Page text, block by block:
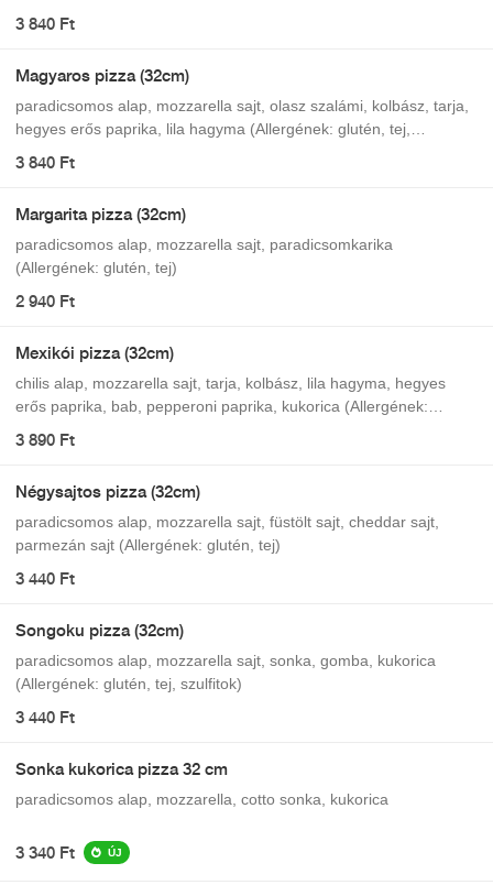
3 840 Ft
Magyaros pizza (32cm)
paradicsomos alap, mozzarella sajt, olasz szalámi, kolbász, tarja,
hegyes erős paprika, lila hagyma (Allergének: glutén, tej,
3 840 Ft
Margarita pizza (32cm)
paradicsomos alap, mozzarella sajt, paradicsomkarika
(Allergének: glutén, tej)
2 940 Ft
Mexikói pizza (32cm)
chilis alap, mozzarella sajt, tarja, kolbász, lila hagyma, hegyes
erős paprika, bab, pepperoni paprika, kukorica (Allergének:
3 890 Ft
Négysajtos pizza (32cm)
paradicsomos alap, mozzarella sajt, füstölt sajt, cheddar sajt,
parmezán sajt (Allergének: glutén, tej)
3 440 Ft
Songoku pizza (32cm)
paradicsomos alap, mozzarella sajt, sonka, gomba, kukorica
(Allergének: glutén, tej, szulfitok)
3 440 Ft
Sonka kukorica pizza 32 cm
paradicsomos alap, mozzarella, cotto sonka, kukorica
3 340 Ft ÚJ